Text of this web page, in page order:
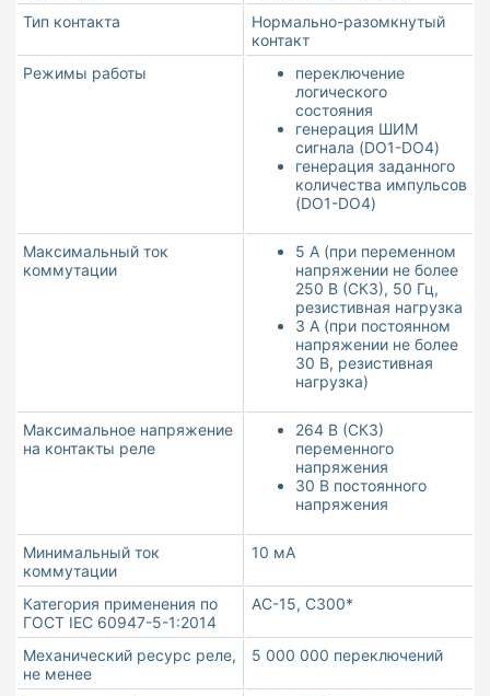
Тип контакта
Нормально-разомкнутый
контакт
Режимы работы
переключение
логического
состояния
генерация ШИМ
сигнала (DO1-DO4)
генерация заданного
количества импульсов
(DO1-DO4)
Максимальный ток
коммутации
5 А (при переменном
напряжении не более
250 В (СКЗ), 50 Гц,
резистивная нагрузка
3 А (при постоянном
напряжении не более
30 В, резистивная
нагрузка)
Максимальное напряжение
на контакты реле
264 В (СКЗ)
переменного
напряжения
30 В постоянного
напряжения
Минимальный ток
коммутации
10 мА
Категория применения по
ГОСТ IEC 60947-5-1:2014
АС-15, С300*
Механический ресурс реле,
не менее
5 000 000 переключений